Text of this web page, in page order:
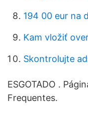
194 00 eur na
Kam vložiť
Skontrolujte
ESGOTADO .
Frequentes.